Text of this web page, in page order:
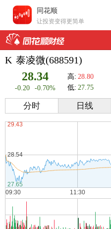
同花顺
让投资变得更简单
K 泰凌微(688591)
28.34
-0.20 -0.70%
高: 28.80
低: 27.75
分时 日线